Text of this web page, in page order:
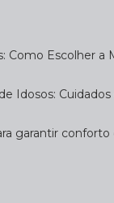
Como Escolher
de Idosos:
garantir